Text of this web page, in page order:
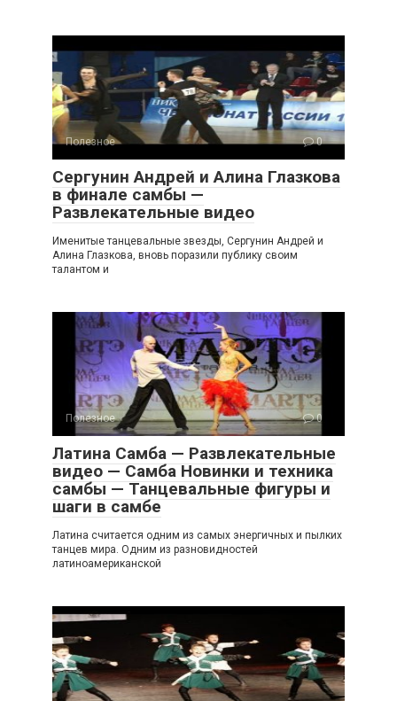
Полезное 0
Сергунин Андрей и Алина Глазкова
в финале самбы —
Развлекательные видео
Именитые танцевальные звезды, Сергунин Андрей и
Алина Глазкова, вновь поразили публику своим
талантом и
Полезное 0
Латина Самба — Развлекательные
видео — Самба Новинки и техника
самбы — Танцевальные фигуры и
шаги в самбе
Латина считается одним из самых энергичных и пылких
танцев мира. Одним из разновидностей
латиноамериканской